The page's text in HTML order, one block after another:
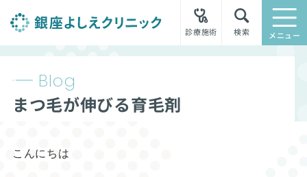
診療施術 検索 メニュー
Blog
まつ毛が伸びる育毛剤
こんにちは